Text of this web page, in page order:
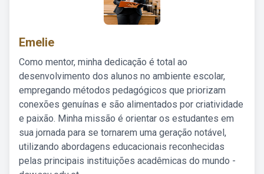
Emelie
Como mentor, minha dedicação é total ao
desenvolvimento dos alunos no ambiente escolar,
empregando métodos pedagógicos que priorizam
conexões genuínas e são alimentados por criatividade
e paixão. Minha missão é orientar os estudantes em
sua jornada para se tornarem uma geração notável,
utilizando abordagens educacionais reconhecidas
pelas principais instituições acadêmicas do mundo -